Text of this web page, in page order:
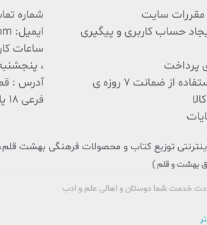
مقررات سایت
حساب کاربری و پیگیری
پرداخت
شرایط استفاده از ضمانت 7 روزه ی
شماره
ایمیل: beheshteghalam@yahoo.com
، پنجشنبه 9:30 الی
فرعی 18 پلاک 222 / 02537767494
توزیع کتاب و محصولات فرهنگی بهشت
بهشت و قلم )
خدمت شما دوستان و اهالی علم و ادب